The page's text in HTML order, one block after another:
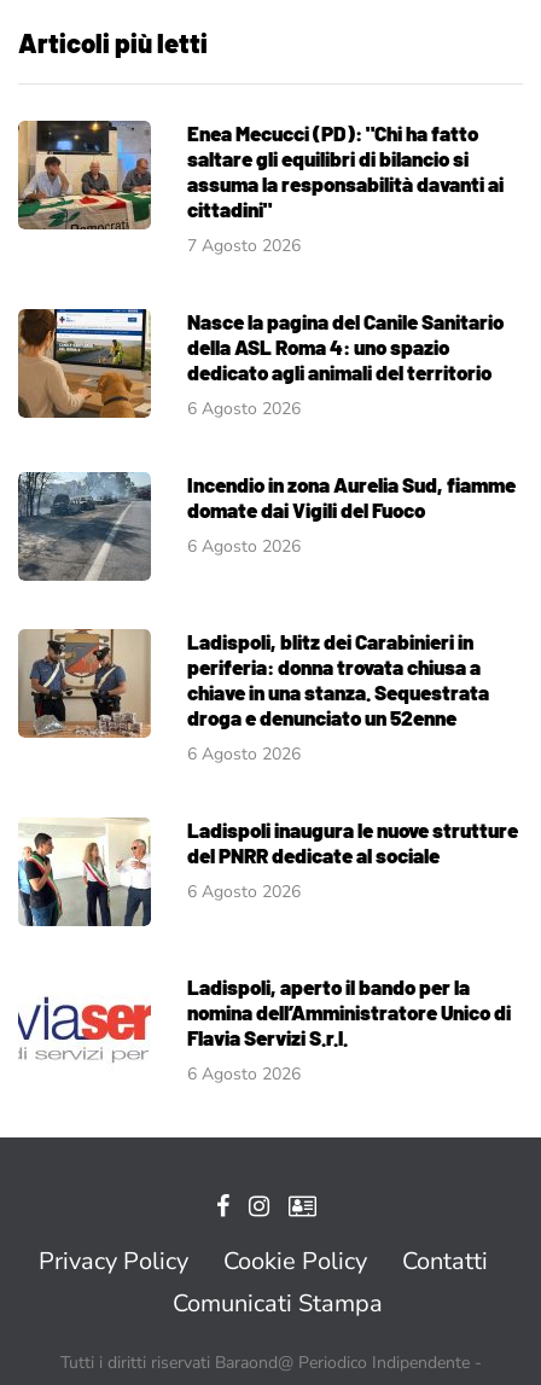
Articoli più letti
Enea Mecucci (PD): "Chi ha fatto
saltare gli equilibri di bilancio si
assuma la responsabilità davanti ai
cittadini"
7 Agosto 2026
Nasce la pagina del Canile Sanitario
della ASL Roma 4: uno spazio
dedicato agli animali del territorio
6 Agosto 2026
Incendio in zona Aurelia Sud, fiamme
domate dai Vigili del Fuoco
6 Agosto 2026
Ladispoli, blitz dei Carabinieri in
periferia: donna trovata chiusa a
chiave in una stanza. Sequestrata
droga e denunciato un 52enne
6 Agosto 2026
Ladispoli inaugura le nuove strutture
del PNRR dedicate al sociale
6 Agosto 2026
Ladispoli, aperto il bando per la
nomina dell’Amministratore Unico di
Flavia Servizi S.r.l.
6 Agosto 2026
Privacy Policy Cookie Policy
Contatti
Comunicati Stampa
Tutti i diritti riservati Baraond@ Periodico Indipendente -